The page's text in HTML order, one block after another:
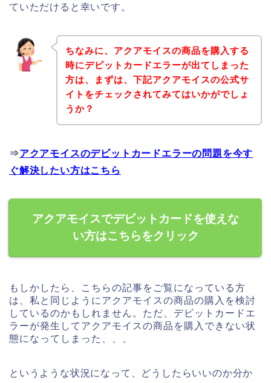
ていただけると幸いです。
ちなみに、アクアモイスの商品を購入する
時にデビットカードエラーが出てしまった
方は、まずは、下記アクアモイスの公式サ
イトをチェックされてみてはいかがでしょ
うか？
⇒アクアモイスのデビットカードエラーの問題を今す
ぐ解決したい方はこちら
アクアモイスでデビットカードを使えな
い方はこちらをクリック
もしかしたら、こちらの記事をご覧になっている方
は、私と同じようにアクアモイスの商品の購入を検討
しているのかもしれません。ただ、デビットカードエ
ラーが発生してアクアモイスの商品を購入できない状
態になってしまった、、、
というような状況になって、どうしたらいいのか分か